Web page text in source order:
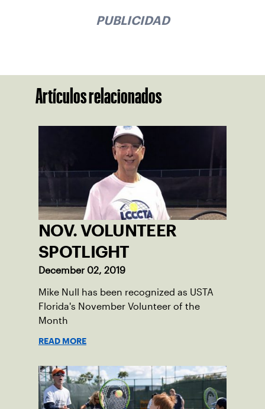
PUBLICIDAD
Artículos relacionados
NOV. VOLUNTEER
SPOTLIGHT
December 02, 2019
Mike Null has been recognized as USTA
Florida's November Volunteer of the
Month
READ MORE